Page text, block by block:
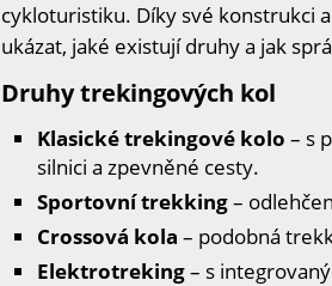
cykloturistiku. Díky své konstrukci
ukázat, jaké existují druhy a jak
Druhy trekingových kol
Klasické trekingové kolo – s
silnici a zpevněné cesty.
Sportovní trekking–
Crossová kola – podobná
Elektrotreking– s